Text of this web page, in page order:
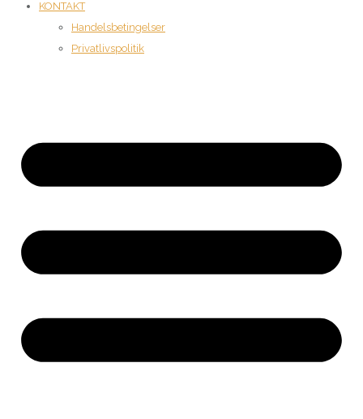
KONTAKT
Handelsbetingelser
Privatlivspolitik